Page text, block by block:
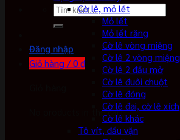
Tìm
kiếm:
Đăng nhập
Giỏ hàng /0 ₫
No products in the cart.
Cờ lê, mỏ lết
Mỏ lết
Mỏ lết răng
Cờ lê vòng miệng
Cờ lê 2 vòng miệng
Cờ lê 2 đầu mở
Cờ lê đuôi chuột
Cờ lê đóng
Cờ lê đai, cờ lê xích
Cờ lê khác
Tô vít, đầu vặn